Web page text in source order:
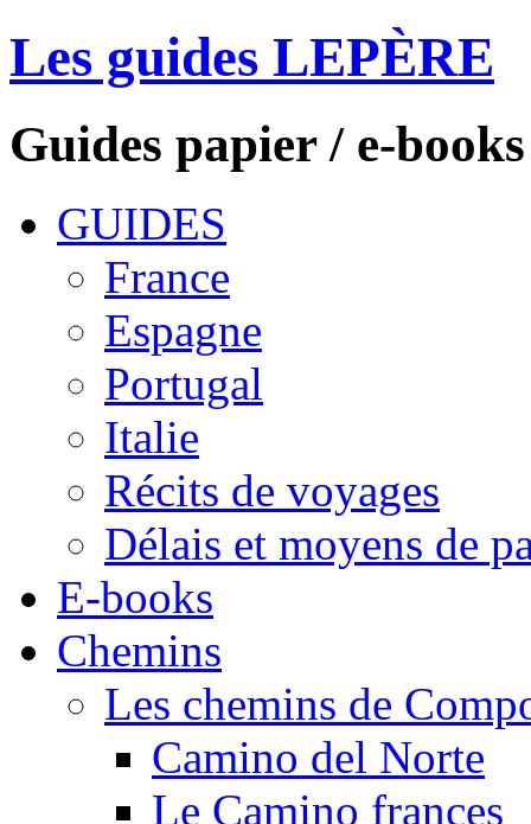
Les guides LEPÈRE
Guides papier / e-
GUIDES
France
Espagne
Portugal
Italie
Récits de voyages
Délais et moyens de
E-books
Chemins
Les chemins de
Camino del Norte
Le Camino frances